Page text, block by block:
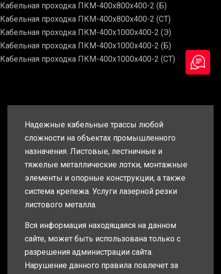
Кабельная проходка ПКМ-400х800х400-2 (Б)
Кабельная проходка ПКМ-400х800х400-2 (СТ)
Кабельная проходка ПКМ-400х1000х400-2 (Э)
Кабельная проходка ПКМ-400х1000х400-2 (Б)
Кабельная проходка ПКМ-400х1000х400-2 (СТ)
Надежные кабельные трассы любой
сложности на объектах промышленного
назначения. Листовые, лестничные и
тяжелые металлические лотки, монтажные
элементы и опорные конструкции, а также
система крепежа. Услуги лазерной резки
листового металла.
Вся информация находящаяся на данном
сайте, может быть использована только с
разрешения администрации сайта.
Нарушение данного правила повлечет за